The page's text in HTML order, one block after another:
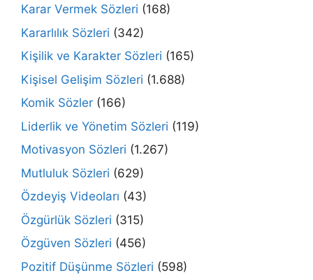
Karar Vermek Sözleri (168)
Kararlılık Sözleri (342)
Kişilik ve Karakter Sözleri (165)
Kişisel Gelişim Sözleri (1.688)
Komik Sözler (166)
Liderlik ve Yönetim Sözleri (119)
Motivasyon Sözleri (1.267)
Mutluluk Sözleri (629)
Özdeyiş Videoları (43)
Özgürlük Sözleri (315)
Özgüven Sözleri (456)
Pozitif Düşünme Sözleri (598)